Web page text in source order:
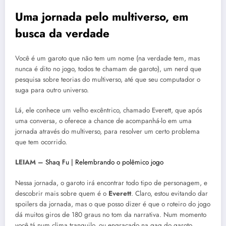
Uma jornada pelo multiverso, em
busca da verdade
Você é um garoto que não tem um nome (na verdade tem, mas
nunca é dito no jogo, todos te chamam de garoto), um nerd que
pesquisa sobre teorias do multiverso, até que seu computador o
suga para outro universo.
Lá, ele conhece um velho excêntrico, chamado Everett, que após
uma conversa, o oferece a chance de acompanhá-lo em uma
jornada através do multiverso, para resolver um certo problema
que tem ocorrido.
LEIAM – Shaq Fu | Relembrando o polêmico jogo
Nessa jornada, o garoto irá encontrar todo tipo de personagem, e
descobrir mais sobre quem é o Everett. Claro, estou evitando dar
spoilers da jornada, mas o que posso dizer é que o roteiro do jogo
dá muitos giros de 180 graus no tom da narrativa. Num momento